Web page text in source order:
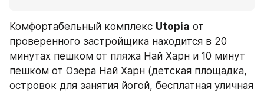
Комфортабельный комплекс Utopia от
проверенного застройщика находится в 20
минутах пешком от пляжа Най Харн и 10 минут
пешком от Озера Най Харн (детская площадка,
островок для занятия йогой, бесплатная уличная